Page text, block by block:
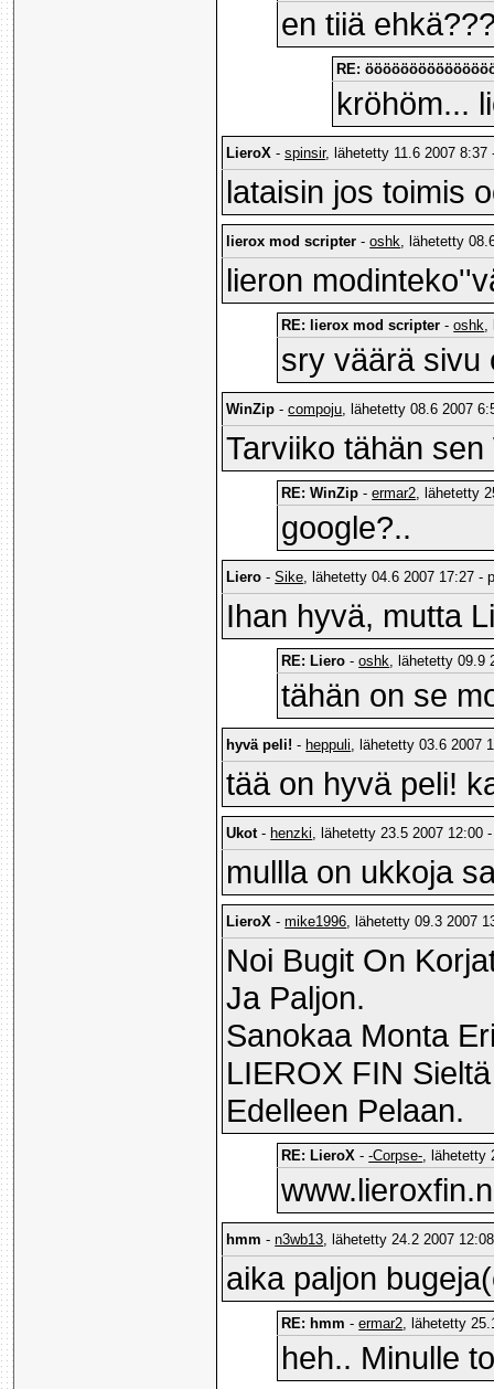
en tiiä
RE:
kröhöm...
LieroX -spinsir, lähetetty 11.6 2007
lataisin jos toimis
lierox mod scripter -oshk, lähetetty
lieron
RE: lierox mod scripter -oshk,
sry väärä sivu
WinZip -compoju, lähetetty 08.6 2007
Tarviiko tähän
RE: WinZip -ermar2, lähetetty
google?..
Liero -Sike, lähetetty 04.6 2007 17:27 -
Ihan hyvä, mutta
RE: Liero -oshk, lähetetty 09.9
tähän on se
hyvä peli! - heppuli, lähetetty 03.6 2007
tää on hyvä peli!
Ukot- henzki, lähetetty 23.5 2007 12:00
mullla on ukkoja
LieroX -mike1996, lähetetty 09.3 2007
Noi Bugit On
Ja Paljon.
Sanokaa Monta
LIEROX FIN
Edelleen Pelaan.
RE: LieroX --Corpse-, lähetetty
hmm -n3wb13, lähetetty 24.2 2007
aika paljon
RE: hmm -ermar2, lähetetty
heh.. Minulle